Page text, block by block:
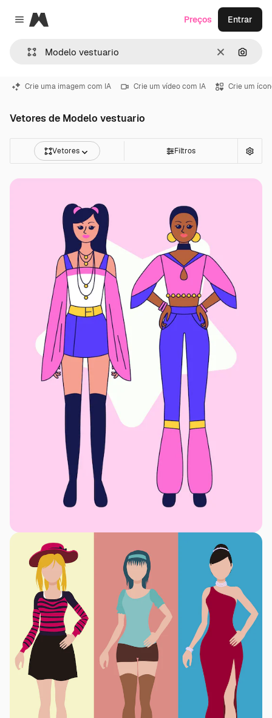
Close menu
Magnific
Limpar
Preços Entrar
Crie uma imagem com IA Crie um vídeo com IA Crie um
Vetores de Modelo vestuario
Vetores Filtros